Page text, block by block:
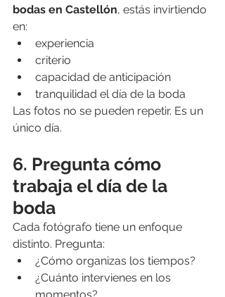
bodas en Castellón, estás invirtiendo
en:
experiencia
criterio
capacidad de anticipación
tranquilidad el día de la boda
Las fotos no se pueden repetir. Es un
único día.
6. Pregunta cómo
trabaja el día de la
boda
Cada fotógrafo tiene un enfoque
distinto. Pregunta:
¿Cómo organizas los tiempos?
¿Cuánto intervienes en los
momentos?